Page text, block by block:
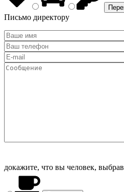
Письмо директору
докажите, что вы человек, выбрав